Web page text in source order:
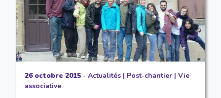
26 octobre 2015- Actualités| Post-chantier| Vie
associative